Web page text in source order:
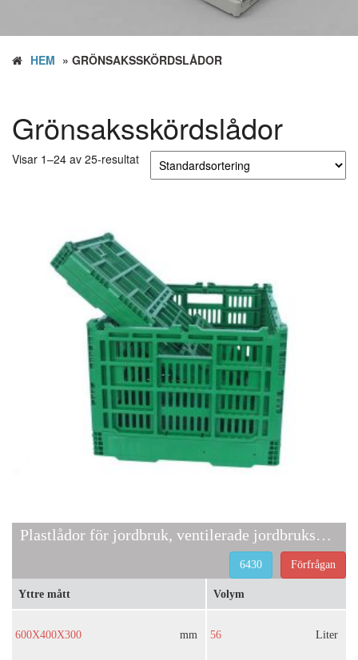
HEM » GRÖNSAKSSKÖRDSLÅDOR
Grönsaksskördslådor
Visar 1–24 av 25-resultat
Plastlådor för jordbruk, ventilerade jordbruksbehållare
Förfrågan
6430
Yttre mått
600X400X300 mm
Volym
56 Liter